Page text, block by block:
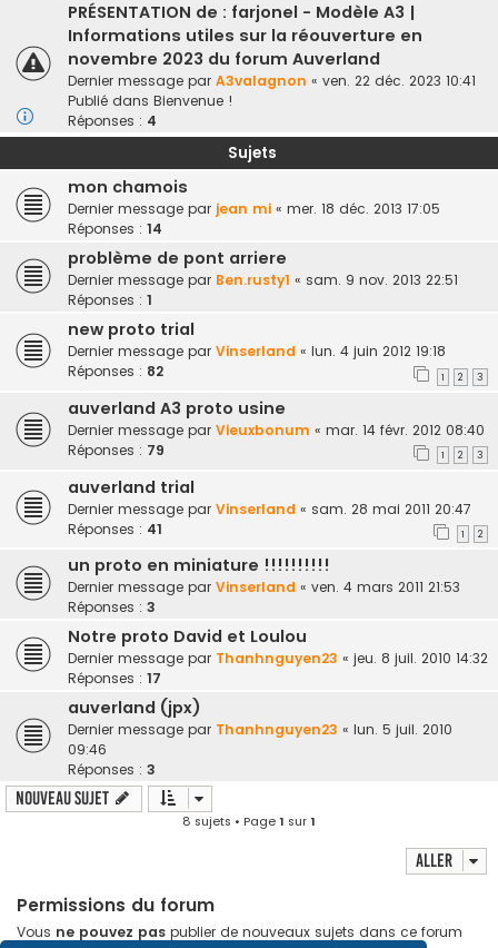
PRÉSENTATION de : farjonel - Modèle A3 |
Informations utiles sur la réouverture en
novembre 2023 du forum Auverland
Dernier message par A3valagnon « ven. 22 déc. 2023 10:41
Publié dans Bienvenue !
Réponses : 4
Sujets
mon chamois
Dernier message par jean mi « mer. 18 déc. 2013 17:05
Réponses : 14
problème de pont arriere
Dernier message par Ben.rusty1 « sam. 9 nov. 2013 22:51
Réponses : 1
new proto trial
Dernier message par Vinserland « lun. 4 juin 2012 19:18
Réponses : 82 1 2 3
auverland A3 proto usine
Dernier message par Vieuxbonum « mar. 14 févr. 2012 08:40
Réponses : 79 1 2 3
auverland trial
Dernier message par Vinserland « sam. 28 mai 2011 20:47
Réponses : 41 1 2
un proto en miniature !!!!!!!!!!
Dernier message par Vinserland « ven. 4 mars 2011 21:53
Réponses : 3
Notre proto David et Loulou
Dernier message par Thanhnguyen23 « jeu. 8 juil. 2010 14:32
Réponses : 17
auverland (jpx)
Dernier message par Thanhnguyen23 « lun. 5 juil. 2010
09:46
Réponses : 3
Nouveau sujet
8 sujets • Page1 sur1
Aller
Permissions du forum
Vous ne pouvez pas publier de nouveaux sujets dans ce forum